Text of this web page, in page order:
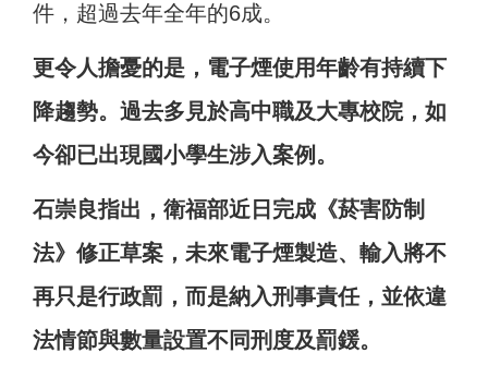
件，超過去年全年的6成。
更令人擔憂的是，電子煙使用年齡有持續下
降趨勢。過去多見於高中職及大專校院，如
今卻已出現國小學生涉入案例。
石崇良指出，衛福部近日完成《菸害防制
法》修正草案，未來電子煙製造、輸入將不
再只是行政罰，而是納入刑事責任，並依違
法情節與數量設置不同刑度及罰鍰。